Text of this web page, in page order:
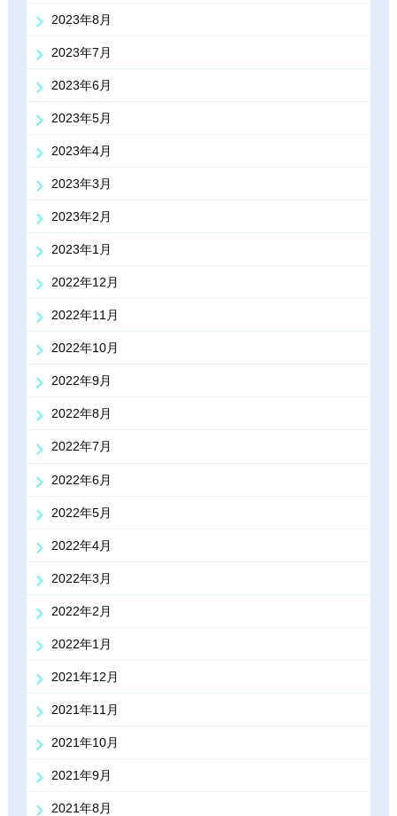
2023年8月
2023年7月
2023年6月
2023年5月
2023年4月
2023年3月
2023年2月
2023年1月
2022年12月
2022年11月
2022年10月
2022年9月
2022年8月
2022年7月
2022年6月
2022年5月
2022年4月
2022年3月
2022年2月
2022年1月
2021年12月
2021年11月
2021年10月
2021年9月
2021年8月